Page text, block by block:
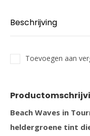
Beschrijving
Toevoegen aan
Beach Waves in
heldergroene tint